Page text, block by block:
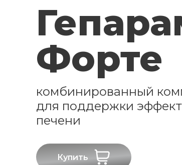
Форте
комбинированный
для поддержки
печени
Купить